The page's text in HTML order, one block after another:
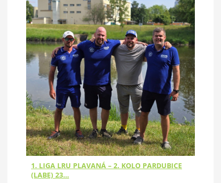
1. LIGA LRU PLAVANÁ – 2. KOLO PARDUBICE
(LABE) 23…